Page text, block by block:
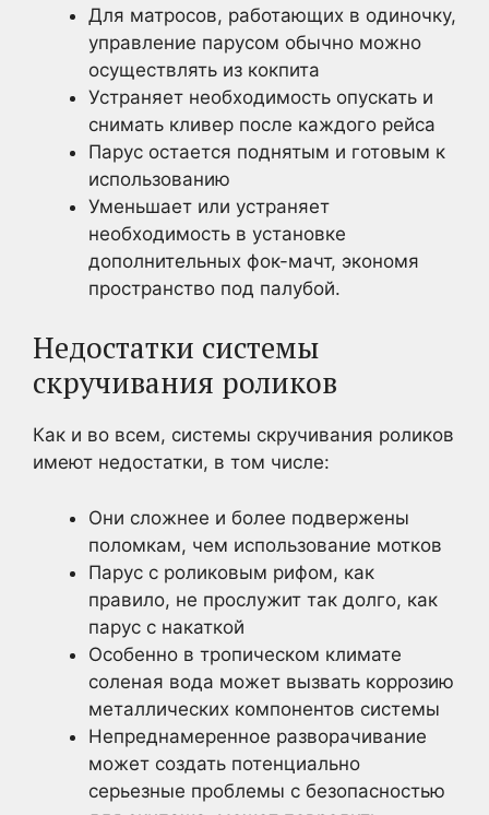
Для матросов, работающих в одиночку,
управление парусом обычно можно
осуществлять из кокпита
Устраняет необходимость опускать и
снимать кливер после каждого рейса
Парус остается поднятым и готовым к
использованию
Уменьшает или устраняет
необходимость в установке
дополнительных фок-мачт, экономя
пространство под палубой.
Недостатки системы
скручивания роликов
Как и во всем, системы скручивания роликов
имеют недостатки, в том числе:
Они сложнее и более подвержены
поломкам, чем использование мотков
Парус с роликовым рифом, как
правило, не прослужит так долго, как
парус с накаткой
Особенно в тропическом климате
соленая вода может вызвать коррозию
металлических компонентов системы
Непреднамеренное разворачивание
может создать потенциально
серьезные проблемы с безопасностью